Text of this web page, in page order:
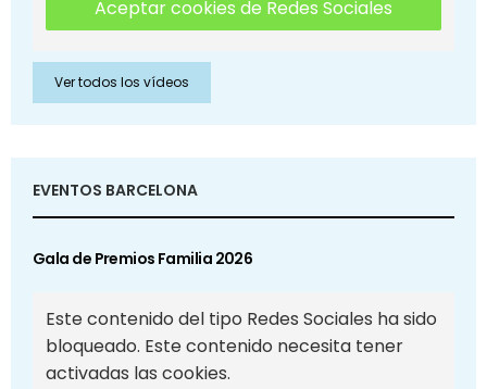
Aceptar cookies de Redes Sociales
Ver todos los vídeos
EVENTOS BARCELONA
Gala de Premios Familia 2026
Este contenido del tipo Redes Sociales ha sido
bloqueado. Este contenido necesita tener
activadas las cookies.